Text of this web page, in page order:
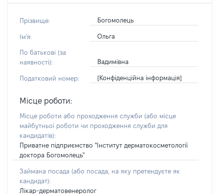
Прізвище: Богомолець
Ім'я: Ольга
По батькові (за
наявності):
Вадимівна
Податковий номер: [Конфіденційна інформація]
Місце роботи:
Місце роботи або проходження служби (або місце
майбутньої роботи чи проходження служби для
кандидатів):
Приватне підприємство "Інститут дерматокосметології
доктора Богомолець"
Займана посада (або посада, на яку претендуєте як
кандидат):
Лікар-дерматовенеролог